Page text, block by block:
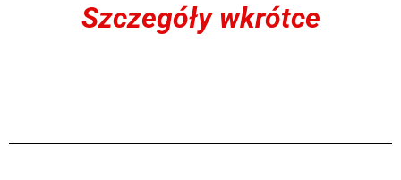
Szczegóły wkrótce